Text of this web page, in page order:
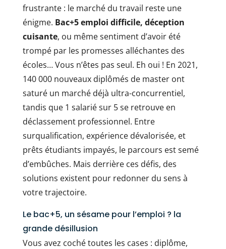
frustrante : le marché du travail reste une
énigme. Bac+5 emploi difficile, déception
cuisante, ou même sentiment d’avoir été
trompé par les promesses alléchantes des
écoles… Vous n’êtes pas seul. Eh oui ! En 2021,
140 000 nouveaux diplômés de master ont
saturé un marché déjà ultra-concurrentiel,
tandis que 1 salarié sur 5 se retrouve en
déclassement professionnel. Entre
surqualification, expérience dévalorisée, et
prêts étudiants impayés, le parcours est semé
d’embûches. Mais derrière ces défis, des
solutions existent pour redonner du sens à
votre trajectoire.
Le bac+5, un sésame pour l’emploi ? la
grande désillusion
Vous avez coché toutes les cases : diplôme,